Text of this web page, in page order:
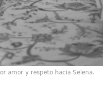
amor y respeto hacia Selena.